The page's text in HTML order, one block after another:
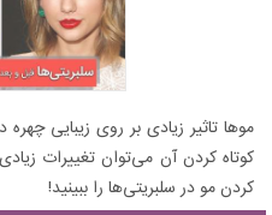
موها تاثیر زیادی بر روی زیبایی
کوتاه کردن آن می‌توان تغییرات
کردن مو در سلبریتی‌ها را ببینید!